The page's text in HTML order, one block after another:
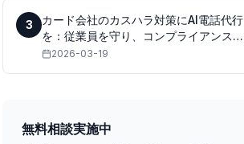
3
カード会社のカスハラ対策にAI電話代行
を：従業員を守り、コンプライアンスを
強化する
2026-03-19
無料相談実施中